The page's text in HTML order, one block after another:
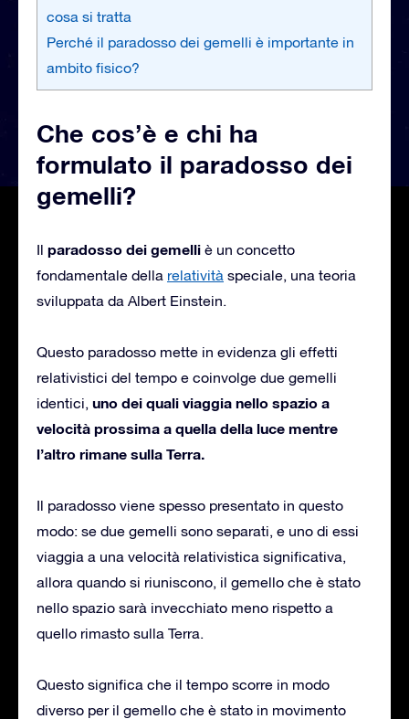
cosa si tratta
Perché il paradosso dei gemelli è importante in
ambito fisico?
Che cos’è e chi ha
formulato il paradosso dei
gemelli?
Il paradosso dei gemelli è un concetto
fondamentale della relatività speciale, una teoria
sviluppata da Albert Einstein.
Questo paradosso mette in evidenza gli effetti
relativistici del tempo e coinvolge due gemelli
identici, uno dei quali viaggia nello spazio a
velocità prossima a quella della luce mentre
l’altro rimane sulla Terra.
Il paradosso viene spesso presentato in questo
modo: se due gemelli sono separati, e uno di essi
viaggia a una velocità relativistica significativa,
allora quando si riuniscono, il gemello che è stato
nello spazio sarà invecchiato meno rispetto a
quello rimasto sulla Terra.
Questo significa che il tempo scorre in modo
diverso per il gemello che è stato in movimento